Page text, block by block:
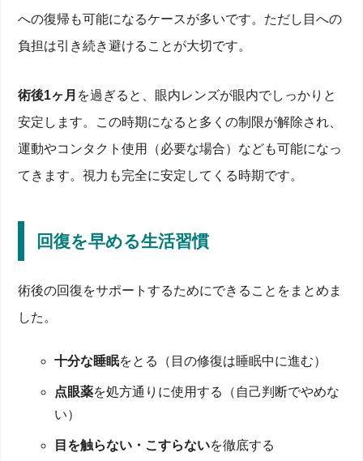
への復帰も可能になるケースが多いです。ただし目への
負担は引き続き避けることが大切です。
術後1ヶ月 を過ぎると、眼内レンズが眼内でしっかりと
安定します。この時期になると多くの制限が解除され、
運動やコンタクト使用（必要な場合）なども可能になっ
てきます。視力も完全に安定してくる時期です。
回復を早める生活習慣
術後の回復をサポートするためにできることをまとめま
した。
十分な睡眠をとる（目の修復は睡眠中に進む）
点眼薬を処方通りに使用する（自己判断でやめな
い）
目を触らない・こすらないを徹底する